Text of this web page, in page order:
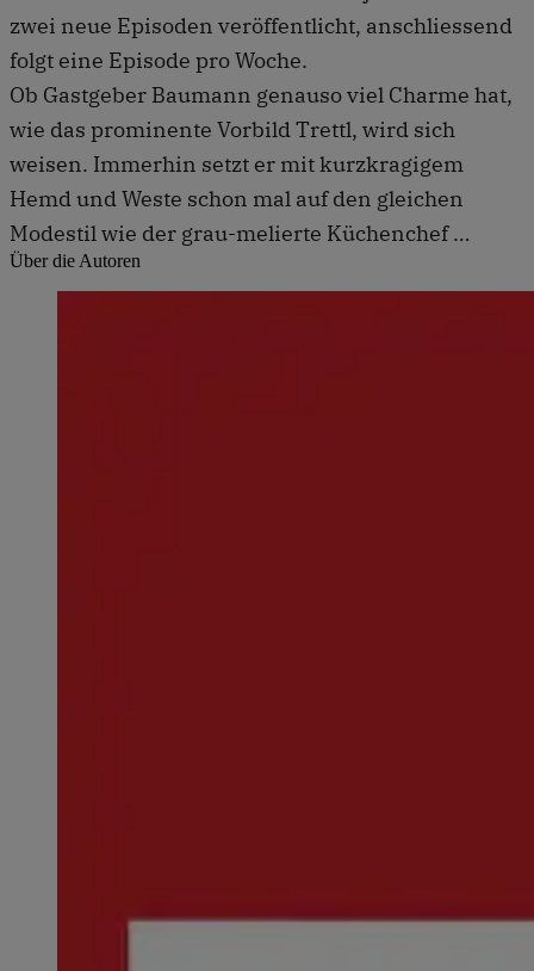
zwei neue Episoden veröffentlicht, anschliessend
folgt eine Episode pro Woche.
Ob Gastgeber Baumann genauso viel Charme hat,
wie das prominente Vorbild Trettl, wird sich
weisen. Immerhin setzt er mit kurzkragigem
Hemd und Weste schon mal auf den gleichen
Modestil wie der grau-melierte Küchenchef …
Über die Autoren